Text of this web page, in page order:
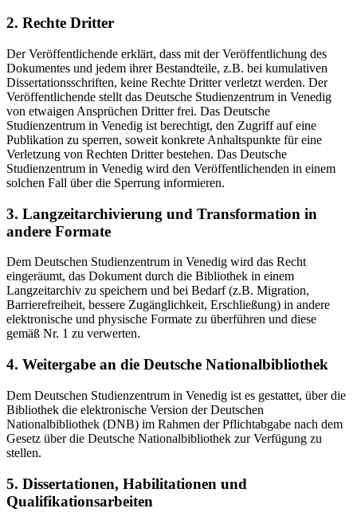
2. Rechte Dritter
Der Veröffentlichende erklärt, dass mit der Veröffentlichung des
Dokumentes und jedem ihrer Bestandteile, z.B. bei kumulativen
Dissertationsschriften, keine Rechte Dritter verletzt werden. Der
Veröffentlichende stellt das Deutsche Studienzentrum in Venedig
von etwaigen Ansprüchen Dritter frei. Das Deutsche
Studienzentrum in Venedig ist berechtigt, den Zugriff auf eine
Publikation zu sperren, soweit konkrete Anhaltspunkte für eine
Verletzung von Rechten Dritter bestehen. Das Deutsche
Studienzentrum in Venedig wird den Veröffentlichenden in einem
solchen Fall über die Sperrung informieren.
3. Langzeitarchivierung und Transformation in
andere Formate
Dem Deutschen Studienzentrum in Venedig wird das Recht
eingeräumt, das Dokument durch die Bibliothek in einem
Langzeitarchiv zu speichern und bei Bedarf (z.B. Migration,
Barrierefreiheit, bessere Zugänglichkeit, Erschließung) in andere
elektronische und physische Formate zu überführen und diese
gemäß Nr. 1 zu verwerten.
4. Weitergabe an die Deutsche Nationalbibliothek
Dem Deutschen Studienzentrum in Venedig ist es gestattet, über die
Bibliothek die elektronische Version der Deutschen
Nationalbibliothek (DNB) im Rahmen der Pflichtabgabe nach dem
Gesetz über die Deutsche Nationalbibliothek zur Verfügung zu
stellen.
5. Dissertationen, Habilitationen und
Qualifikationsarbeiten